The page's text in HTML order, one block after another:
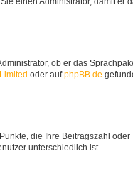
ob er das
oder aufphpBB.de
die Ihre Beitragszahl oder
unterschiedlich ist.